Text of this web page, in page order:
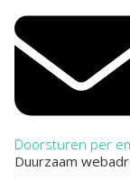
Doorsturen per
Duurzaam